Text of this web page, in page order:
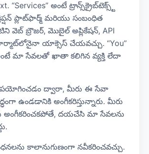
“Services” అంటే ట్రాన్స్‌క్రైబ్‌టెక్స్ట్
ప్లాట్‌ఫార్మ్ మరియు సంబంధిత
వెబ్ బ్రౌజర్, మొబైల్ అప్లికేషన్, API
యాక్సెస్ చేయవచ్చు. “You”
మా సేవలతో ఖాతా కలిగిన వ్యక్తి లేదా
ద్వారా, మీరు ఈ సేవా
ఉండడానికి అంగీకరిస్తున్నారు. మీరు
అంగీకరించకపోతే, దయచేసి మా సేవలను
కాలానుగుణంగా నవీకరించవచ్చు.